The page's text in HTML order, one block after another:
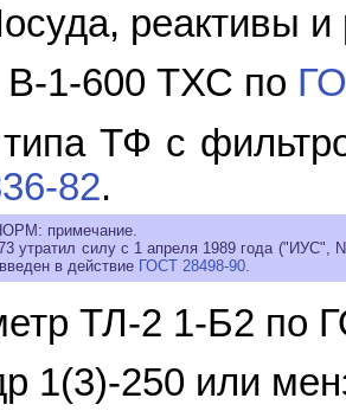
реактивы и
В-1-600 ТХС по
типа ТФ с
82.
примечание.
утратил силу с 1 апреля 1989 года ("ИУС",
в действие ГОСТ 28498-90
ТЛ-2 1-Б2 по
1(3)-250 или